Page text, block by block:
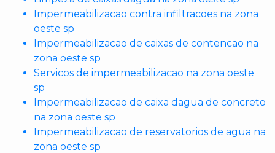
Impermeabilizacao contra infiltracoes na zona
oeste sp
Impermeabilizacao de caixas de contencao na
zona oeste sp
Servicos de impermeabilizacao na zona oeste
sp
Impermeabilizacao de caixa dagua de concreto
na zona oeste sp
Impermeabilizacao de reservatorios de agua na
zona oeste sp